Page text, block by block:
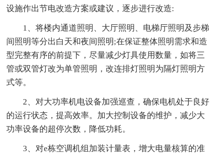
设施作出节电改造方案或建议，逐步进行改造:
1、将楼内通道照明、大厅照明、电梯厅照明及步梯
间照明等分出白天和夜间照明;在保证整体照明需求和造
型完整有序的前提下，尽量减少灯具使用数量，如将三
管或双管灯改为单管照明，改连排灯照明为隔灯照明方
式等。
2、对大功率机电设备加强巡查，确保电机处于良好
的运行状态，提高效率。加大控制设备的维护，减少大
功率设备的超停次数，降低功耗。
3、对e栋空调机组加装计量表，增大电量核算的准